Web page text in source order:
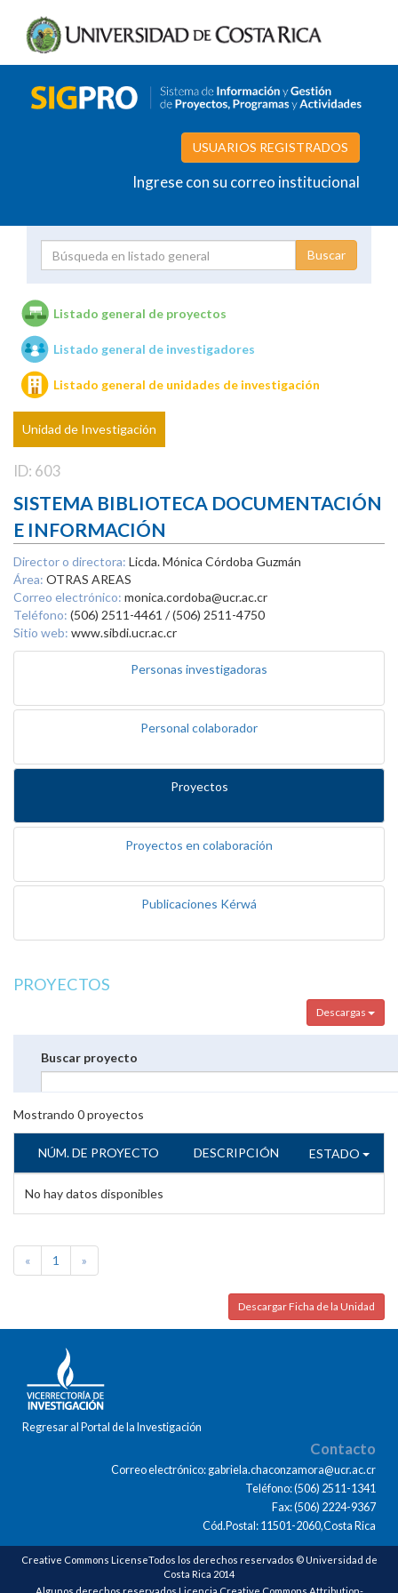
USUARIOS REGISTRADOS
Ingrese con su correo institucional
Unidades de investigación
Listado general de proyectos
Listado general de investigadores
Listado general de unidades de investigación
Unidad de Investigación
ID: 603
SISTEMA BIBLIOTECA DOCUMENTACIÓN
E INFORMACIÓN
Director o directora: Licda. Mónica Córdoba Guzmán
Área: OTRAS AREAS
Correo electrónico: monica.cordoba@ucr.ac.cr
Teléfono: (506) 2511-4461 / (506) 2511-4750
Sitio web: www.sibdi.ucr.ac.cr
Personas investigadoras
Personal colaborador
Proyectos
Proyectos en colaboración
Publicaciones Kérwá
PROYECTOS
Descargas
Buscar proyecto
Mostrando 0proyectos
NÚM. DE PROYECTO DESCRIPCIÓN ESTADO
No hay datos disponibles
« 1 »
Descargar Ficha de la Unidad
Regresar al Portal de la Investigación
Contacto
Correo electrónico: gabriela.chaconzamora@ucr.ac.cr
Teléfono: (506) 2511-1341
Fax: (506) 2224-9367
Cód.Postal: 11501-2060,Costa Rica
Creative Commons LicenseTodos los derechos reservados © Universidad de
Costa Rica 2014